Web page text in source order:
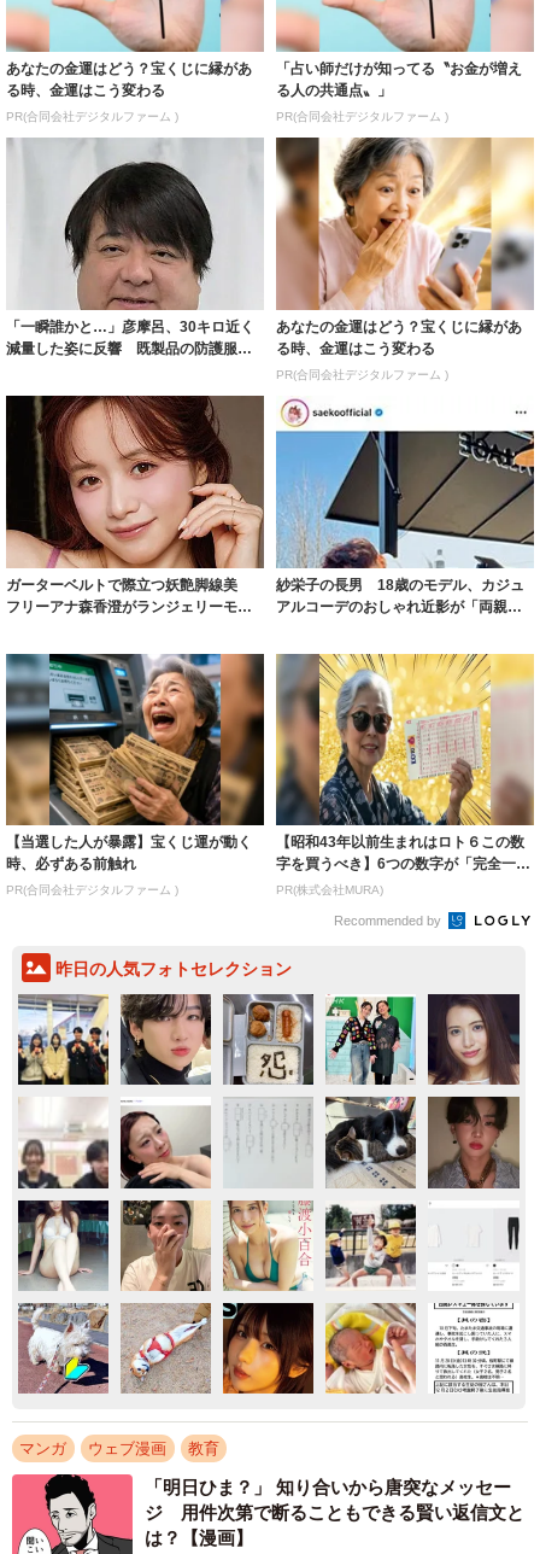
あなたの金運はどう？宝くじに縁があ
る時、金運はこう変わる
PR(合同会社デジタルファーム )
「占い師だけが知ってる〝お金が増え
る人の共通点〟」
PR(合同会社デジタルファーム )
「一瞬誰かと…」彦摩呂、30キロ近く
減量した姿に反響 既製品の防護服が
あなたの金運はどう？宝くじに縁があ
る時、金運はこう変わる
PR(合同会社デジタルファーム )
ガーターベルトで際立つ妖艶脚線美
フリーアナ森香澄がランジェリーモデ
紗栄子の長男 18歳のモデル、カジュ
アルコーデのおしゃれ近影が「両親の
【当選した人が暴露】宝くじ運が動く
時、必ずある前触れ
PR(合同会社デジタルファーム )
【昭和43年以前生まれはロト６この数
字を買うべき】6つの数字が「完全一
致」する方...
PR(株式会社MURA)
Recommended by
昨日の人気フォトセレクション
マンガ ウェブ漫画 教育
「明日ひま？」 知り合いから唐突なメッセー
ジ 用件次第で断ることもできる賢い返信文と
は？【漫画】